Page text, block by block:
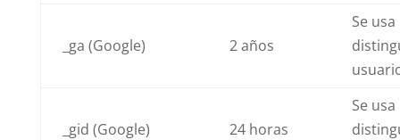
_ga (Google) 2 años
Se
_gid (Google) 24 horas
Se